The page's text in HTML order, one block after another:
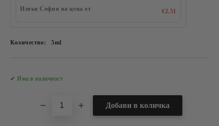
Извън София на цена от
€2.51
Количество: 5ml
✔ Има в наличност